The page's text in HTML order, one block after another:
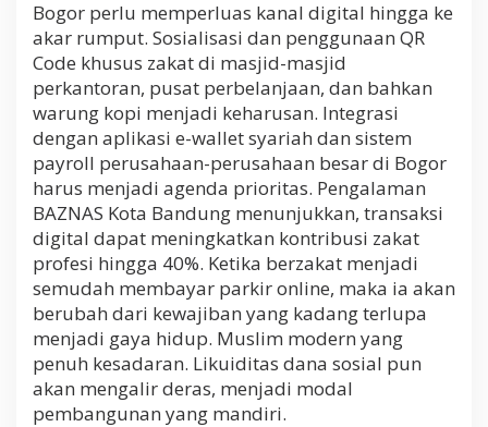
Bogor perlu memperluas kanal digital hingga ke
akar rumput. Sosialisasi dan penggunaan QR
Code khusus zakat di masjid-masjid
perkantoran, pusat perbelanjaan, dan bahkan
warung kopi menjadi keharusan. Integrasi
dengan aplikasi e-wallet syariah dan sistem
payroll perusahaan-perusahaan besar di Bogor
harus menjadi agenda prioritas. Pengalaman
BAZNAS Kota Bandung menunjukkan, transaksi
digital dapat meningkatkan kontribusi zakat
profesi hingga 40%. Ketika berzakat menjadi
semudah membayar parkir online, maka ia akan
berubah dari kewajiban yang kadang terlupa
menjadi gaya hidup. Muslim modern yang
penuh kesadaran. Likuiditas dana sosial pun
akan mengalir deras, menjadi modal
pembangunan yang mandiri.